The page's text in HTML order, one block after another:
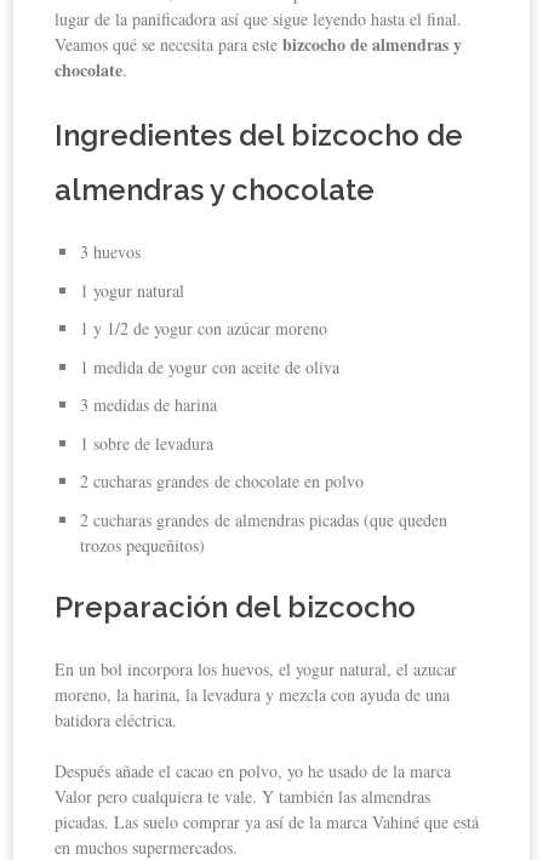
lugar de la panificadora así que sigue leyendo hasta el final.
Veamos qué se necesita para estebizcocho de almendras y
chocolate.
Ingredientes del bizcocho de
almendras y chocolate
3 huevos
1 yogur natural
1 y 1/2 de yogur con azúcar moreno
1 medida de yogur con aceite de oliva
3 medidas de harina
1 sobre de levadura
2 cucharas grandes de chocolate en polvo
2 cucharas grandes de almendras picadas (que queden
trozos pequeñitos)
Preparación del bizcocho
En un bol incorpora los huevos, el yogur natural, el azucar
moreno, la harina, la levadura y mezcla con ayuda de una
batidora eléctrica.
Después añade el cacao en polvo, yo he usado de la marca
Valor pero cualquiera te vale. Y también las almendras
picadas. Las suelo comprar ya así de la marca Vahiné que está
en muchos supermercados.